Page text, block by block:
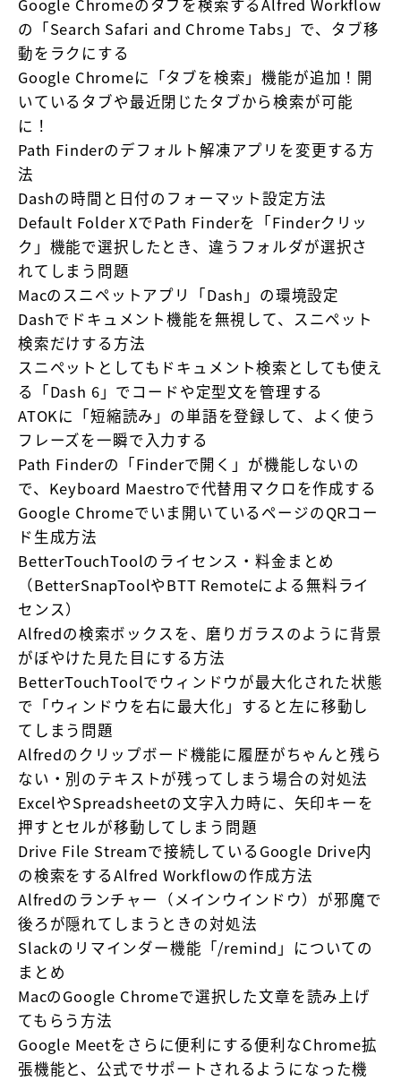
Google Chromeのタブを検索するAlfred Workflow
の「Search Safari and Chrome Tabs」で、タブ移
動をラクにする
Google Chromeに「タブを検索」機能が追加！開
いているタブや最近閉じたタブから検索が可能
に！
Path Finderのデフォルト解凍アプリを変更する方
法
Dashの時間と日付のフォーマット設定方法
Default Folder XでPath Finderを「Finderクリッ
ク」機能で選択したとき、違うフォルダが選択さ
れてしまう問題
Macのスニペットアプリ「Dash」の環境設定
Dashでドキュメント機能を無視して、スニペット
検索だけする方法
スニペットとしてもドキュメント検索としても使え
る「Dash 6」でコードや定型文を管理する
ATOKに「短縮読み」の単語を登録して、よく使う
フレーズを一瞬で入力する
Path Finderの「Finderで開く」が機能しないの
で、Keyboard Maestroで代替用マクロを作成する
Google Chromeでいま開いているページのQRコー
ド生成方法
BetterTouchToolのライセンス・料金まとめ
（BetterSnapToolやBTT Remoteによる無料ライ
センス）
Alfredの検索ボックスを、磨りガラスのように背景
がぼやけた見た目にする方法
BetterTouchToolでウィンドウが最大化された状態
で「ウィンドウを右に最大化」すると左に移動し
てしまう問題
Alfredのクリップボード機能に履歴がちゃんと残ら
ない・別のテキストが残ってしまう場合の対処法
ExcelやSpreadsheetの文字入力時に、矢印キーを
押すとセルが移動してしまう問題
Drive File Streamで接続しているGoogle Drive内
の検索をするAlfred Workflowの作成方法
Alfredのランチャー（メインウインドウ）が邪魔で
後ろが隠れてしまうときの対処法
Slackのリマインダー機能「/remind」についての
まとめ
MacのGoogle Chromeで選択した文章を読み上げ
てもらう方法
Google Meetをさらに便利にする便利なChrome拡
張機能と、公式でサポートされるようになった機